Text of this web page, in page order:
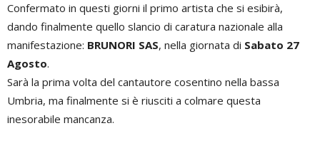
Confermato in questi giorni il primo artista che si esibirà,
dando finalmente quello slancio di caratura nazionale alla
manifestazione: BRUNORI SAS, nella giornata di Sabato 27
Agosto.
Sarà la prima volta del cantautore cosentino nella bassa
Umbria, ma finalmente si è riusciti a colmare questa
inesorabile mancanza.